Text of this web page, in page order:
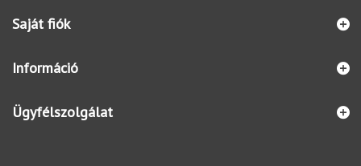
Saját fiók
Információ
Ügyfélszolgálat